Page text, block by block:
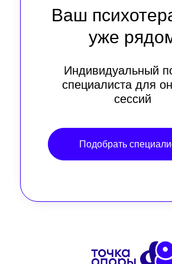
Ваш
уже
Индивидуальный
специалиста для
сессий
Подобрать